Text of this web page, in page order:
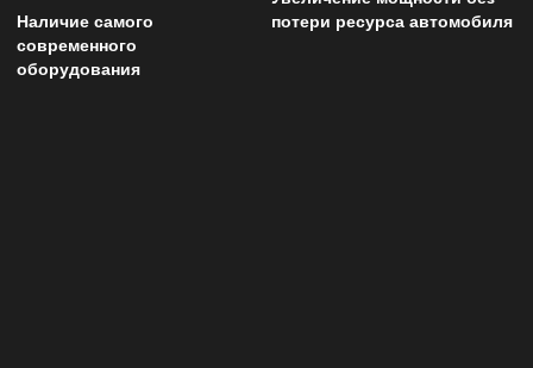
Наличие самого
современного
оборудования
потери ресурса автомобиля